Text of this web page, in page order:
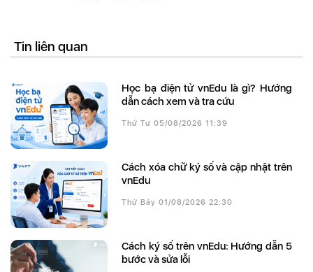
Tin liên quan
Học bạ điện tử vnEdu là gì? Hướng
dẫn cách xem và tra cứu
Thứ Tư 05/08/2026 11:39
Cách xóa chữ ký số và cập nhật trên
vnEdu
Thứ Bảy 01/08/2026 22:30
Cách ký số trên vnEdu: Hướng dẫn 5
bước và sửa lỗi